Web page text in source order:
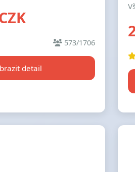
573/1706
detail